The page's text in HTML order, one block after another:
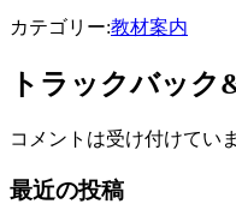
カテゴリー:教材案内
トラックバック
コメントは受け付けてい
最近の投稿